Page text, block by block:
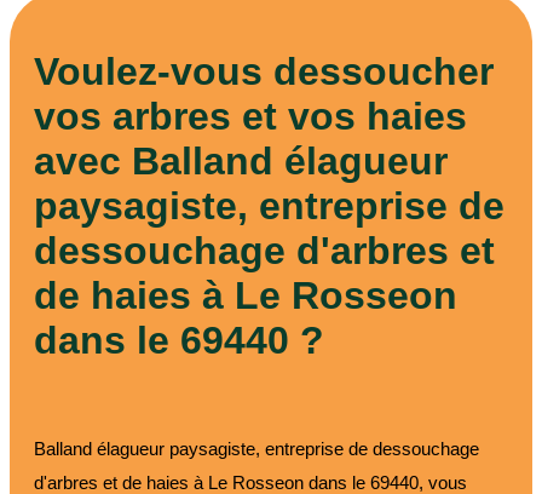
Voulez-vous dessoucher
vos arbres et vos haies
avec Balland élagueur
paysagiste, entreprise de
dessouchage d'arbres et
de haies à Le Rosseon
dans le 69440 ?
Balland élagueur paysagiste, entreprise de dessouchage
d'arbres et de haies à Le Rosseon dans le 69440, vous